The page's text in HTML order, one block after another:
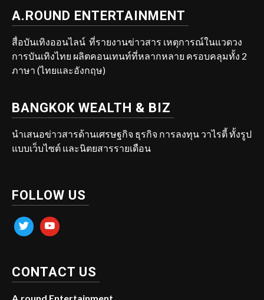
A.ROUND ENTERTAINMENT
สื่อบันเทิงออนไลน์ ที่รายงานข่าวสาร เหตุการณ์ในแวดวง
การบันเทิงไทย ผลิตคอนเทนท์ที่หลากหลาย ครอบคลุมทั้ง 2
ภาษา (ไทยและอังกฤษ)
BANGKOK WEALTH & BIZ
นำเสนอข่าวสารด้านเศรษฐกิจ ธุรกิจ การลงทุน วาไรตี้ ทั้งรูป
แบบเว็บไซต์ และนิตยสารรายเดือน
FOLLOW US
twitter youtube
CONTACT US